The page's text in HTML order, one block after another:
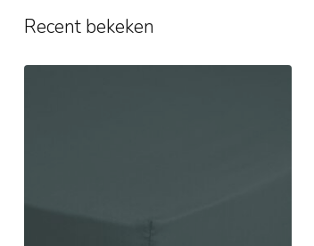
Recent bekeken